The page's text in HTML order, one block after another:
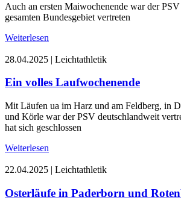
Auch an ersten Maiwochenende war der
gesamten Bundesgebiet vertreten
Weiterlesen
28.04.2025 | Leichtathletik
Ein volles Laufwochenende
Mit Läufen ua im Harz und am Feldberg, in
und Körle war der PSV deutschlandweit
hat sich geschlossen
Weiterlesen
22.04.2025 | Leichtathletik
Osterläufe in Paderborn und